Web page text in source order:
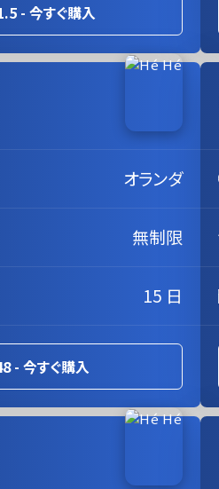
- 今すぐ購入
オランダ
無制限
15 日
- 今すぐ購入